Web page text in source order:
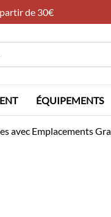
de 30€
ÉQUIPEMENTS
avec Emplacements